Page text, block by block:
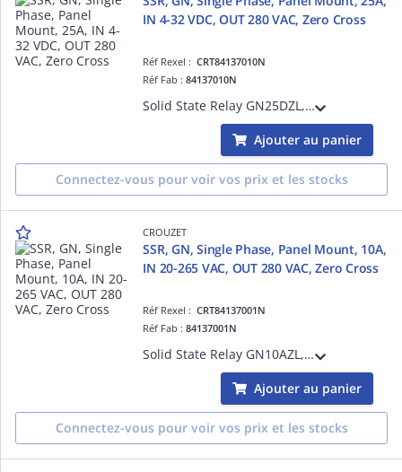
IN 4-32 VDC, OUT 280 VAC, Zero Cross
Réf Rexel :CRT84137010N
Réf Fab :84137010N
Solid State Relay GN25DZL, GN Series, Single Phase, Panel Mount, 25A, Input Voltage 4-32 VDC, Output Voltage 280 VAC, Zero Cross, Input & Output Protection, IP20
Ajouter au panier
Connectez-vous pour voir vos prix et les stocks
CROUZET
SSR, GN, Single Phase, Panel Mount, 10A,
IN 20-265 VAC, OUT 280 VAC, Zero Cross
Réf Rexel :CRT84137001N
Réf Fab :84137001N
Solid State Relay GN10AZL, GN Series, Single Phase, Panel Mount, 10A, Input Voltage 20-265 VAC, Output Voltage 280 VAC, Zero Cross, Output Protection, IP20
Ajouter au panier
Connectez-vous pour voir vos prix et les stocks